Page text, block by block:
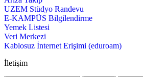
UZEM Stüdyo Randevu
E-KAMPÜS Bilgilendirme
Yemek Listesi
Veri Merkezi
Kablosuz İnternet Erişimi (eduroam)
İletişim